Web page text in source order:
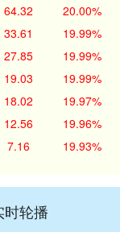
64.32 20.00%
33.61 19.99%
27.85 19.99%
19.03 19.99%
18.02 19.97%
12.56 19.96%
7.16 19.93%
轮播